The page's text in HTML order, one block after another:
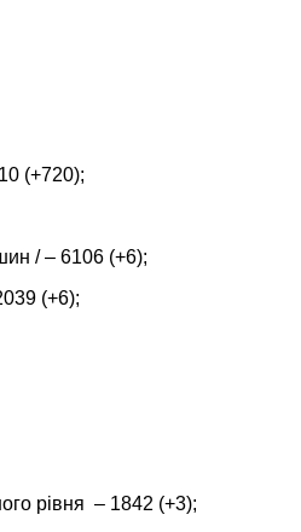
(+720);
/ ‒ 6106 (+6);
(+6);
рівня – 1842 (+3);